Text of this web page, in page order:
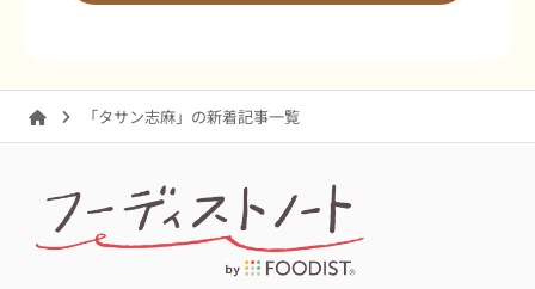
「タサン志麻」の新着記事一覧